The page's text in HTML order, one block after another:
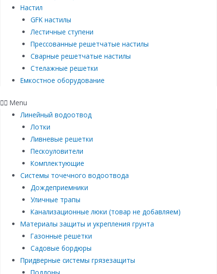
Настил
GFK настилы
Лестичные ступени
Прессованные решетчатые настилы
Сварные решетчатые настилы
Стелажные решетки
Емкостное оборудование
Menu
Линейный водоотвод
Лотки
Ливневые решетки
Пескоуловители
Комплектующие
Системы точечного водоотвода
Дождеприемники
Уличные трапы
Канализационные люки (товар не добавляем)
Материалы защиты и укрепления грунта
Газонные решетки
Садовые бордюры
Придверные системы грязезащиты
Поддоны